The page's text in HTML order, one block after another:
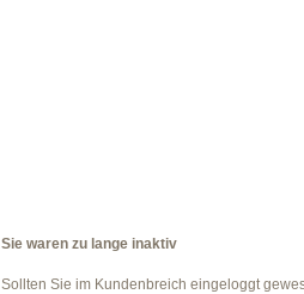
Sie waren zu lange inaktiv
Sollten Sie im Kundenbreich eingeloggt